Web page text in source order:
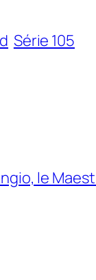
Série 105
le